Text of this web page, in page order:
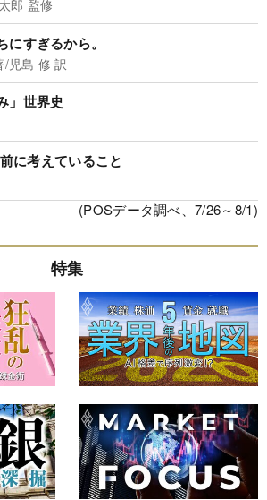
郎 監修
すぎるから。
児島 修 訳
」世界史
に考えていること
(POSデータ調べ、7/26～8/1)
特集